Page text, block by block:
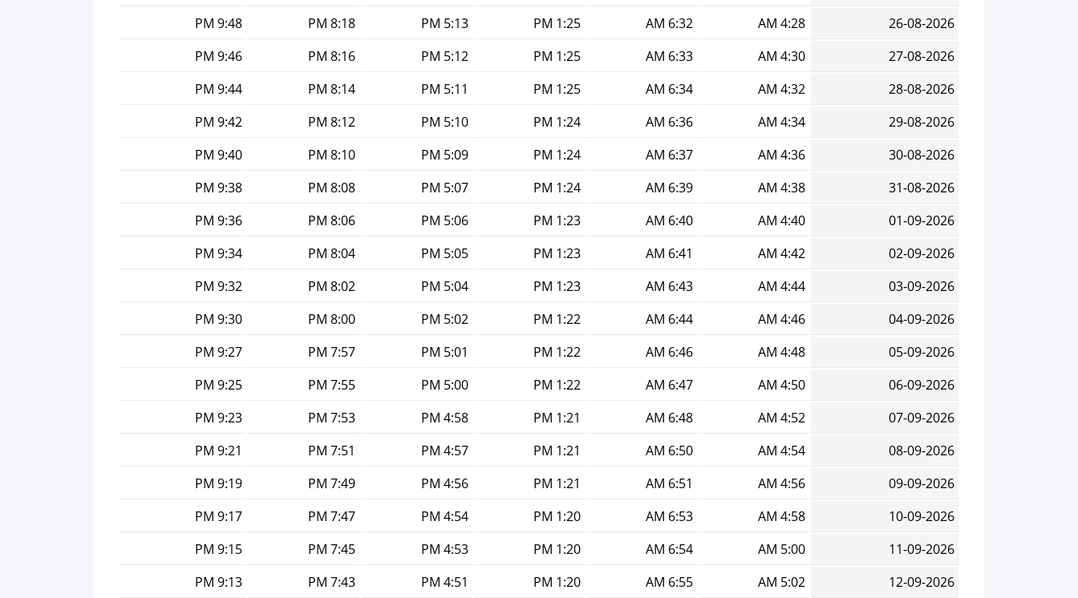
26-08-2026
4:28 AM
6:32 AM
1:25 PM
5:13 PM
8:18 PM
9:48 PM
27-08-2026
4:30 AM
6:33 AM
1:25 PM
5:12 PM
8:16 PM
9:46 PM
28-08-2026
4:32 AM
6:34 AM
1:25 PM
5:11 PM
8:14 PM
9:44 PM
29-08-2026
4:34 AM
6:36 AM
1:24 PM
5:10 PM
8:12 PM
9:42 PM
30-08-2026
4:36 AM
6:37 AM
1:24 PM
5:09 PM
8:10 PM
9:40 PM
31-08-2026
4:38 AM
6:39 AM
1:24 PM
5:07 PM
8:08 PM
9:38 PM
01-09-2026
4:40 AM
6:40 AM
1:23 PM
5:06 PM
8:06 PM
9:36 PM
02-09-2026
4:42 AM
6:41 AM
1:23 PM
5:05 PM
8:04 PM
9:34 PM
03-09-2026
4:44 AM
6:43 AM
1:23 PM
5:04 PM
8:02 PM
9:32 PM
04-09-2026
4:46 AM
6:44 AM
1:22 PM
5:02 PM
8:00 PM
9:30 PM
05-09-2026
4:48 AM
6:46 AM
1:22 PM
5:01 PM
7:57 PM
9:27 PM
06-09-2026
4:50 AM
6:47 AM
1:22 PM
5:00 PM
7:55 PM
9:25 PM
07-09-2026
4:52 AM
6:48 AM
1:21 PM
4:58 PM
7:53 PM
9:23 PM
08-09-2026
4:54 AM
6:50 AM
1:21 PM
4:57 PM
7:51 PM
9:21 PM
09-09-2026
4:56 AM
6:51 AM
1:21 PM
4:56 PM
7:49 PM
9:19 PM
10-09-2026
4:58 AM
6:53 AM
1:20 PM
4:54 PM
7:47 PM
9:17 PM
11-09-2026
5:00 AM
6:54 AM
1:20 PM
4:53 PM
7:45 PM
9:15 PM
12-09-2026
5:02 AM
6:55 AM
1:20 PM
4:51 PM
7:43 PM
9:13 PM